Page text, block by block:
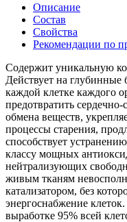
Описание
Состав
Свойства
Рекомендации по
Содержит уникальную
Действует на глубинные
каждой клетке каждого
предотвратить
обмена веществ,
процессы старения,
способствует
классу мощных
нейтрализующих
живым тканям
катализатором, без
энергоснабжение
выработке 95% всей